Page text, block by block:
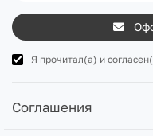
Я прочитал(а) и
Соглашения